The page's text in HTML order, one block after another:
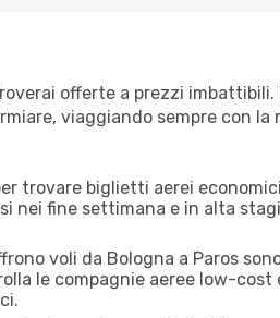
offerte a prezzi
viaggiando sempre con la
trovare biglietti aerei
nei fine settimana e in alta
voli da Bologna a Paros
le compagnie aeree low-cost